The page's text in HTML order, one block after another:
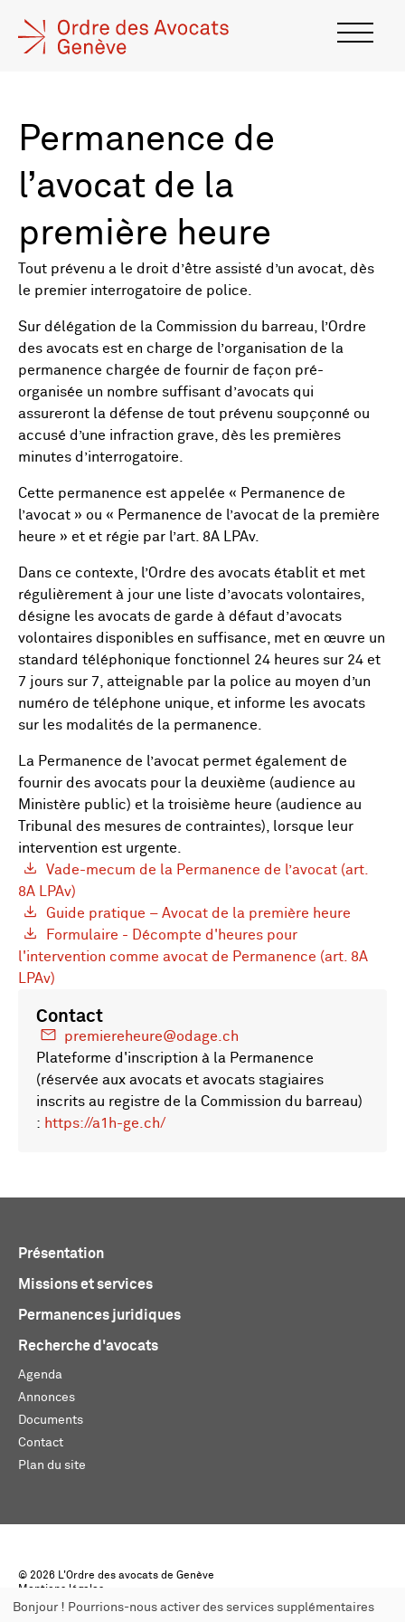
Permanence de
l’avocat de la
première heure
Tout prévenu a le droit d’être assisté d’un avocat, dès
le premier interrogatoire de police.
Sur délégation de la Commission du barreau, l’Ordre
des avocats est en charge de l’organisation de la
permanence chargée de fournir de façon pré-
organisée un nombre suffisant d’avocats qui
assureront la défense de tout prévenu soupçonné ou
accusé d’une infraction grave, dès les premières
minutes d’interrogatoire.
Cette permanence est appelée « Permanence de
l’avocat » ou « Permanence de l’avocat de la première
heure » et et régie par l’art. 8A LPAv.
Dans ce contexte, l’Ordre des avocats établit et met
régulièrement à jour une liste d’avocats volontaires,
désigne les avocats de garde à défaut d’avocats
volontaires disponibles en suffisance, met en œuvre un
standard téléphonique fonctionnel 24 heures sur 24 et
7 jours sur 7, atteignable par la police au moyen d’un
numéro de téléphone unique, et informe les avocats
sur les modalités de la permanence.
La Permanence de l’avocat permet également de
fournir des avocats pour la deuxième (audience au
Ministère public) et la troisième heure (audience au
Tribunal des mesures de contraintes), lorsque leur
intervention est urgente.
Vade-mecum de la Permanence de l’avocat (art.
8A LPAv)
Guide pratique – Avocat de la première heure
Formulaire - Décompte d'heures pour
l'intervention comme avocat de Permanence (art. 8A
LPAv)
Contact
premiereheure@odage.ch
Plateforme d'inscription à la Permanence
(réservée aux avocats et avocats stagiaires
inscrits au registre de la Commission du barreau)
: https://a1h-ge.ch/
Présentation
Missions et services
Permanences juridiques
Recherche d'avocats
Agenda
Annonces
Documents
Contact
Plan du site
© 2026 L'Ordre des avocats de Genève
Mentions légales
Créé par monoloco
Bonjour ! Pourrions-nous activer des services supplémentaires